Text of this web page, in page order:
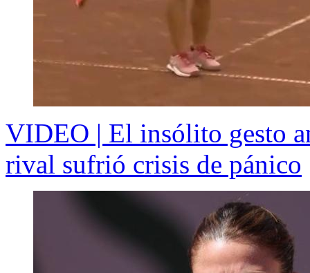
VIDEO | El insólito gesto
rival sufrió crisis de pánico